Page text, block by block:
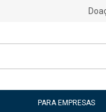
PARA EMPRESAS